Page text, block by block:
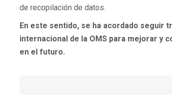
de recopilación de datos.
En este sentido, se ha acordado seguir
internacional de la OMS para mejorar y
en el futuro.